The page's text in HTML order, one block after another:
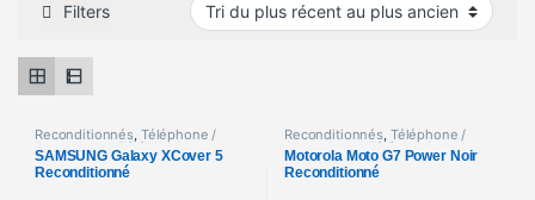
Filters
Reconditionnés Téléphone /
Smartphone ,Téléphonie
SAMSUNG Galaxy XCover 5
Reconditionné
Reconditionnés Téléphone /
Smartphone Téléphonie
Motorola Moto G7 Power Noir
Reconditionné